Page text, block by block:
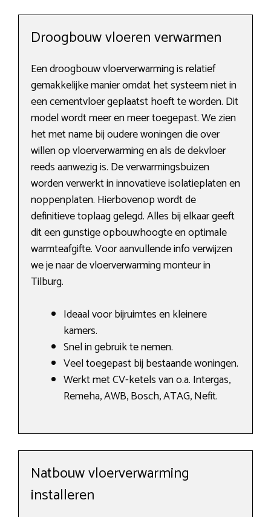
Droogbouw vloeren verwarmen
Een droogbouw vloerverwarming is relatief
gemakkelijke manier omdat het systeem niet in
een cementvloer geplaatst hoeft te worden. Dit
model wordt meer en meer toegepast. We zien
het met name bij oudere woningen die over
willen op vloerverwarming en als de dekvloer
reeds aanwezig is. De verwarmingsbuizen
worden verwerkt in innovatieve isolatieplaten en
noppenplaten. Hierbovenop wordt de
definitieve toplaag gelegd. Alles bij elkaar geeft
dit een gunstige opbouwhoogte en optimale
warmteafgifte. Voor aanvullende info verwijzen
we je naar de vloerverwarming monteur in
Tilburg.
Ideaal voor bijruimtes en kleinere
kamers.
Snel in gebruik te nemen.
Veel toegepast bij bestaande woningen.
Werkt met CV-ketels van o.a. Intergas,
Remeha, AWB, Bosch, ATAG, Nefit.
Natbouw vloerverwarming
installeren